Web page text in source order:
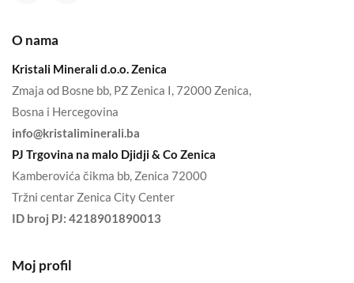
O nama
Kristali Minerali d.o.o. Zenica
Zmaja od Bosne bb, PZ Zenica I, 72000 Zenica,
Bosna i Hercegovina
info@kristaliminerali.ba
PJ Trgovina na malo Djidji & Co Zenica
Kamberovića čikma bb, Zenica 72000
Tržni centar Zenica City Center
ID broj PJ: 4218901890013
Moj profil